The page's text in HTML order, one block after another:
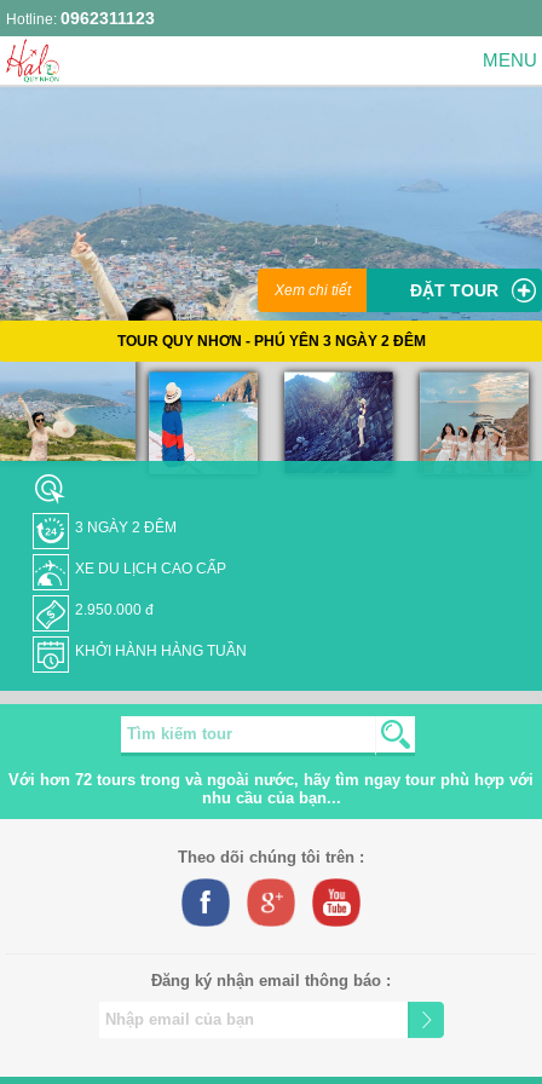
Hotline: 0962311123
Xem chi tiết ĐẶT TOUR
3 NGÀY 2 ĐÊM
XE DU LỊCH CAO CẤP
2.950.000 đ
KHỞI HÀNH HÀNG TUẦN
TOUR QUY NHƠN - PHÚ YÊN 3 NGÀY 2 ĐÊM
Với hơn 72 tours trong và ngoài nước, hãy tìm ngay tour phù hợp với
nhu cầu của bạn...
Theo dõi chúng tôi trên :
Đăng ký nhận email thông báo :